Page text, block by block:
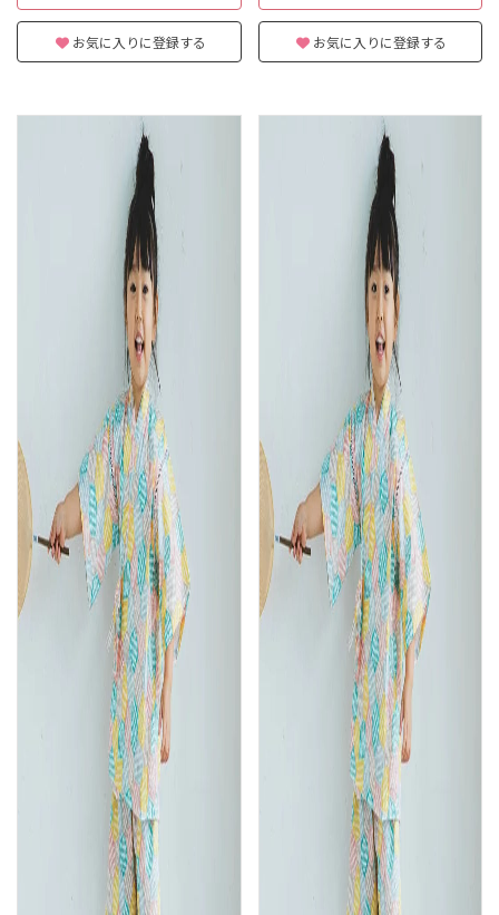
お気に入りに登録する お気に入りに登録する